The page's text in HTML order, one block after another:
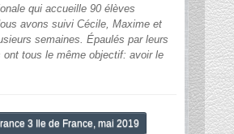
qui accueille 90 élèves
avons suivi Cécile, Maxime et
semaines. Épaulés par leurs
ont tous le même objectif: avoir le
3 Ile de France, mai 2019